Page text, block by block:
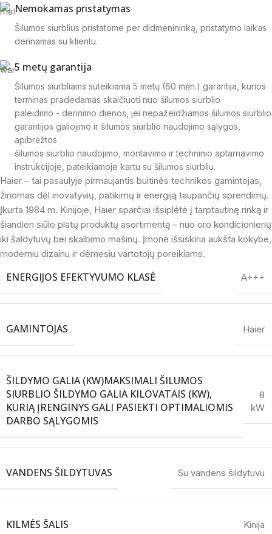
Nemokamas pristatymas
Šilumos siurblius pristatome per didmenininką, pristatymo laikas
derinamas su klientu.
5 metų garantija
Šilumos siurbliams suteikiama 5 metų (60 mėn.) garantija, kurios
terminas pradedamas skaičiuoti nuo šilumos siurblio
paleidimo - derinimo dienos, jei nepažeidžiamos šilumos siurblio
garantijos galiojimo ir šilumos siurblio naudojimo sąlygos,
apibrėžtos
šilumos siurblio naudojimo, montavimo ir techninio aptarnavimo
instrukcijoje, pateikiamoje kartu su šilumos siurbliu.
Haier – tai pasaulyje pirmaujantis buitinės technikos gamintojas,
žinomas dėl inovatyvių, patikimų ir energiją taupančių sprendimų.
Įkurta 1984 m. Kinijoje, Haier sparčiai išsiplėtė į tarptautinę rinką ir
šiandien siūlo platų produktų asortimentą – nuo oro kondicionierių
iki šaldytuvų bei skalbimo mašinų. Įmonė išsiskiria aukšta kokybe,
moderniu dizainu ir dėmesiu vartotojų poreikiams.
ENERGIJOS EFEKTYVUMO KLASĖ A+++
GAMINTOJAS Haier
ŠILDYMO GALIA (KW)MAKSIMALI ŠILUMOS
SIURBLIO ŠILDYMO GALIA KILOVATAIS (KW),
KURIĄ ĮRENGINYS GALI PASIEKTI OPTIMALIOMIS
DARBO SĄLYGOMIS
8
kW
VANDENS ŠILDYTUVAS Su vandens šildytuvu
KILMĖS ŠALIS Kinija